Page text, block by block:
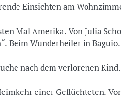
Einsichten am
Mal Amerika. Von Julia
Beim Wunderheiler in
nach dem verlorenen
einer Geflüchteten.